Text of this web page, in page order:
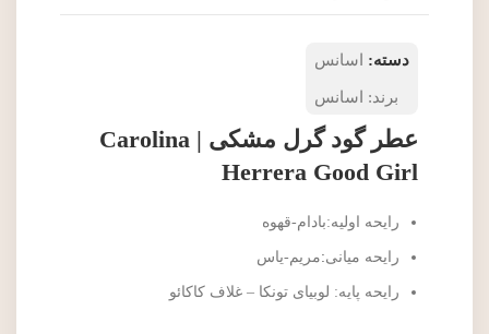
دسته: اسانس
برند: اسانس
عطر گود گرل مشکی | Carolina
Herrera Good Girl
رایحه اولیه:بادام-قهوه
رایحه میانی:مریم-یاس
رایحه پایه: لوبیای تونکا – غلاف کاکائو